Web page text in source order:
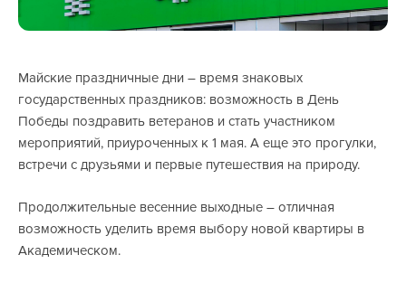
Майские праздничные дни – время знаковых
государственных праздников: возможность в День
Победы поздравить ветеранов и стать участником
мероприятий, приуроченных к 1 мая. А еще это прогулки,
встречи с друзьями и первые путешествия на природу.
Продолжительные весенние выходные – отличная
возможность уделить время выбору новой квартиры в
Академическом.